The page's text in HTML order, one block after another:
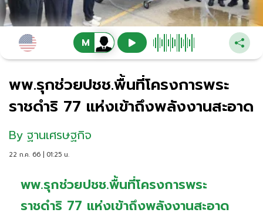
พพ.รุกช่วยปชช.พื้นที่โครงการพระ
ราชดำริ 77 แห่งเข้าถึงพลังงานสะอาด
By ฐานเศรษฐกิจ
22 ก.ค. 66 | 01:25 น.
พพ.รุกช่วยปชช.พื้นที่โครงการพระ
ราชดำริ 77 แห่งเข้าถึงพลังงานสะอาด